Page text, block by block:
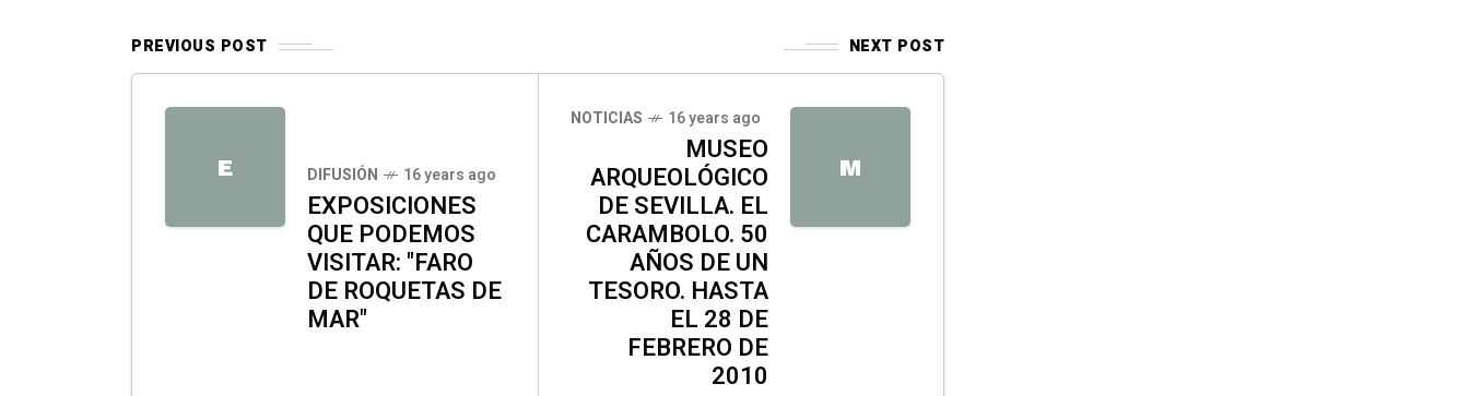
PREVIOUS POST NEXT POST
E DIFUSIÓN 16 years ago
EXPOSICIONES
QUE PODEMOS
VISITAR: "FARO
DE ROQUETAS DE
MAR"
M
NOTICIAS 16 years ago
MUSEO
ARQUEOLÓGICO
DE SEVILLA. EL
CARAMBOLO. 50
AÑOS DE UN
TESORO. HASTA
EL 28 DE
FEBRERO DE
2010